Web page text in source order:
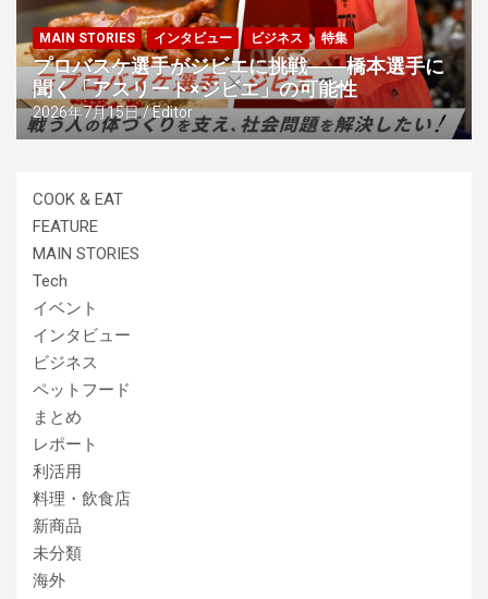
MAIN STORIES インタビュー ビジネス 特集
プロバスケ選手がジビエに挑戦――橋本選手に
聞く「アスリート×ジビエ」の可能性
2026年7月15日 Editor
COOK & EAT
FEATURE
MAIN STORIES
Tech
イベント
インタビュー
ビジネス
ペットフード
まとめ
レポート
利活用
料理・飲食店
新商品
未分類
海外